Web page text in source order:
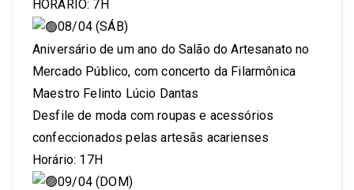
HORÁRIO: 7H
08/04 (SÁB)
Aniversário de um ano do Salão do Artesanato no
Mercado Público, com concerto da Filarmônica
Maestro Felinto Lúcio Dantas
Desfile de moda com roupas e acessórios
confeccionados pelas artesãs acarienses
Horário: 17H
09/04 (DOM)